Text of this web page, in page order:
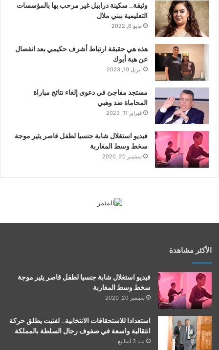
وثيقة.. سكينة درابيل غير مرحب بها بالمؤسسات
التعليمية ببني ملال
مايو 6, 2022
هذه هي حقيقة ارتباط أشرف حكيمي بعد انفصال
عن هبة أبوك
أبريل 10, 2023
مستجد مفاجئ في دعوى إلغاء نتائج مباراة
المحاماة ضد وهبي
فبراير 11, 2023
فيديو استغلال شابة جنسيا لطفل قاصر يثير موجة
سخط وسط المغاربة
سبتمبر 20, 2020
الأكثر مشاهدة
فيديو استغلال شابة جنسيا لطفل قاصر يثير موجة
سخط وسط المغاربة
سبتمبر 20, 2020
استعدادا للاستحقاقات الانتخابية.. لفتيت يطلق حركة
انتقالية واسعة في صفوف رجال السلطة بالمملكة
منذ 3 أسابيع